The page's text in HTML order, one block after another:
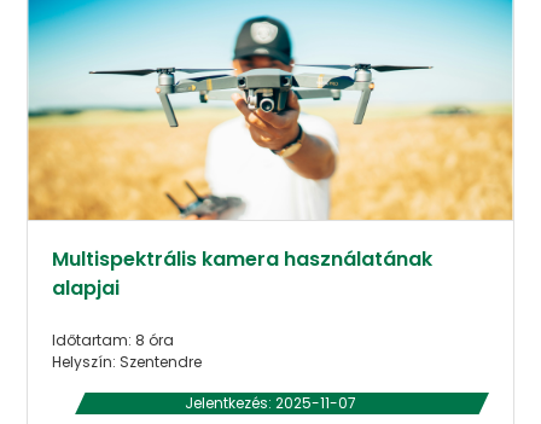
Multispektrális kamera használatának
alapjai
Időtartam: 8 óra
Helyszín: Szentendre
Jelentkezés: 2025-11-07